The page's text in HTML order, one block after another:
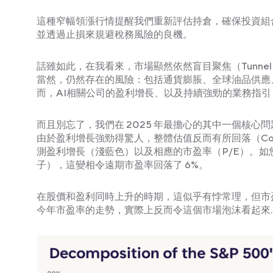
這種窄幅領漲行情提醒我們重新評估持倉，確保投資
並透過止損來規避稅務風險的良機。
話雖如此，在我看來，市場顯然依然盲目聚焦（
當然，仍然存在的風險：包括通貨膨脹、全球油品供
而，AI相關公司的盈利增長、以及持續強勁的業務指
而且別忘了，我們在 2025 年最擔心的其中一個核心
由於盈利增長強勁得驚人，整體估值反而有所回落（
測盈利增長（淺藍色）以及相應的市盈率（P/E）。
子），這變相令遠期市盈率回落了 6%。
在股價和盈利同時上升的時期，這似乎有悖常理，但
今年市盈率的走勢，實際上反而令這個市場泡沫看起